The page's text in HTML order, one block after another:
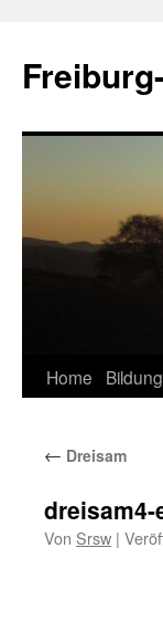
springen
Home Bildung
← Dreisam
dreisam4-
Von Srsw |